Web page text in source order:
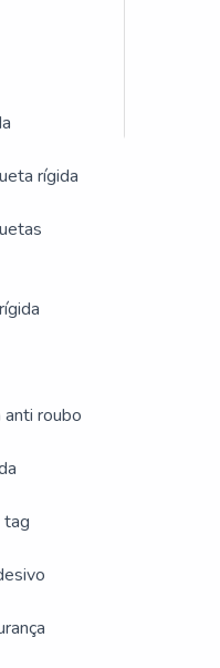
rígida
roubo
tag